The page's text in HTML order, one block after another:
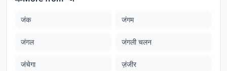
जंक जंगम
जंगल जंगली चलन
जंचेगा ज़ंजीर